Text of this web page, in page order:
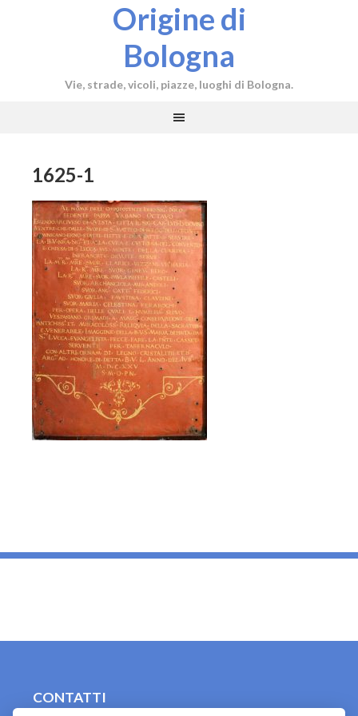
Origine di
Bologna
Vie, strade, vicoli, piazze, luoghi di Bologna.
1625-1
CONTATTI